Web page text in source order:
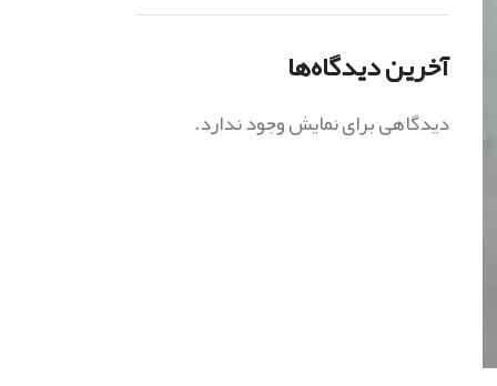
آخرین دیدگاه‌ها
دیدگاهی برای نمایش وجود ندارد.